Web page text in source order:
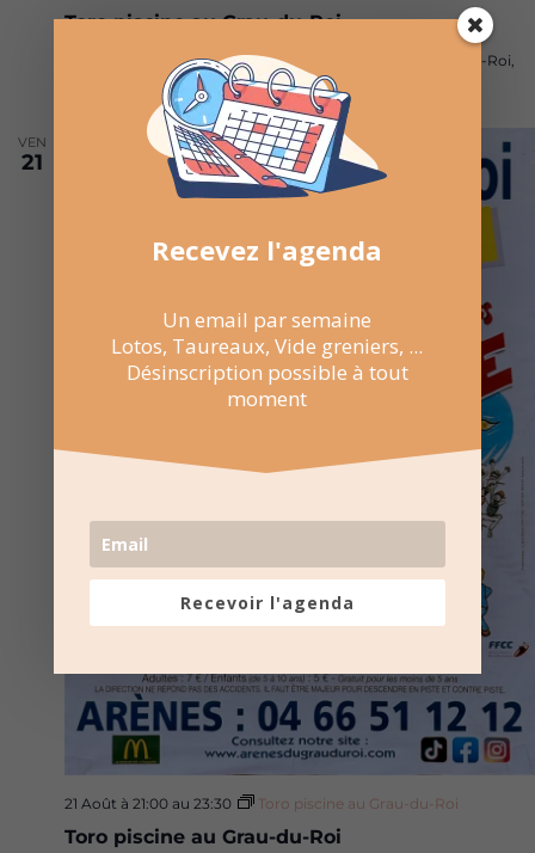
Toro piscine au Grau-du-Roi
Arènes du Grau du RoiRoute d'Aigues Mortes, Le Grau-du-Roi,
Occitanie, France
VEN
21
Toro piscine au Grau-du-Roi
21 Août à 21:00 au 23:30 Toro piscine au Grau-du-Roi
Recevez l'agenda
Un email par semaine
Lotos, Taureaux, Vide greniers, ...
Désinscription possible à tout
moment
Recevoir l'agenda